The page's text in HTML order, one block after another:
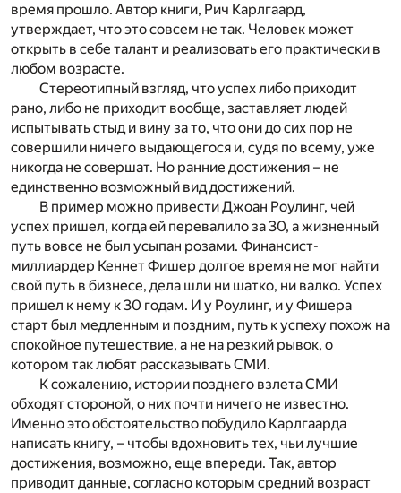
время прошло. Автор книги, Рич Карлгаард,
утверждает, что это совсем не так. Человек может
открыть в себе талант и реализовать его практически в
любом возрасте.
Стереотипный взгляд, что успех либо приходит
рано, либо не приходит вообще, заставляет людей
испытывать стыд и вину за то, что они до сих пор не
совершили ничего выдающегося и, судя по всему, уже
никогда не совершат. Но ранние достижения – не
единственно возможный вид достижений.
В пример можно привести Джоан Роулинг, чей
успех пришел, когда ей перевалило за 30, а жизненный
путь вовсе не был усыпан розами. Финансист-
миллиардер Кеннет Фишер долгое время не мог найти
свой путь в бизнесе, дела шли ни шатко, ни валко. Успех
пришел к нему к 30 годам. И у Роулинг, и у Фишера
старт был медленным и поздним, путь к успеху похож на
спокойное путешествие, а не на резкий рывок, о
котором так любят рассказывать СМИ.
К сожалению, истории позднего взлета СМИ
обходят стороной, о них почти ничего не известно.
Именно это обстоятельство побудило Карлгаарда
написать книгу, – чтобы вдохновить тех, чьи лучшие
достижения, возможно, еще впереди. Так, автор
приводит данные, согласно которым средний возраст